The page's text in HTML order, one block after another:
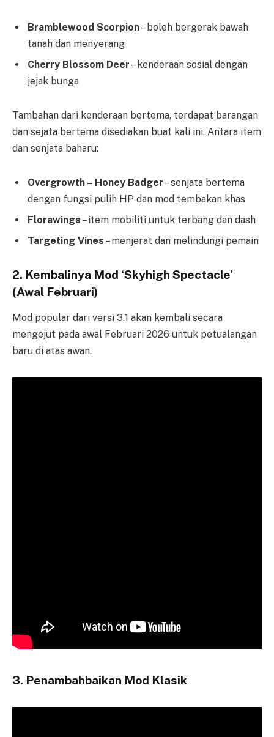
Bramblewood Scorpion– boleh bergerak bawah
tanah dan menyerang
Cherry Blossom Deer – kenderaan sosial dengan
jejak bunga
Tambahan dari kenderaan bertema, terdapat barangan
dan sejata bertema disediakan buat kali ini. Antara item
dan senjata baharu:
Overgrowth – Honey Badger – senjata bertema
dengan fungsi pulih HP dan mod tembakan khas
Florawings – item mobiliti untuk terbang dan dash
Targeting Vines – menjerat dan melindungi pemain
2. Kembalinya Mod ‘Skyhigh Spectacle’
(Awal Februari)
Mod popular dari versi 3.1 akan kembali secara
mengejut pada awal Februari 2026 untuk petualangan
baru di atas awan.
3. Penambahbaikan Mod Klasik